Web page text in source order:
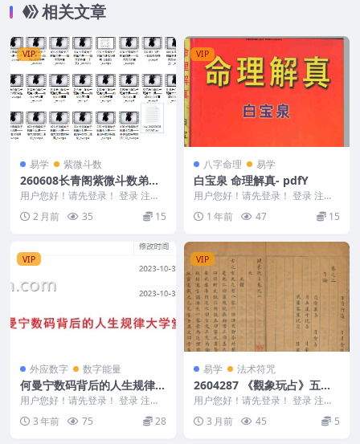
相关文章
VIP
易学 紫微斗数
260608长青阁紫微斗数弟子
班课程
用户您好！请先登录！ 登录 注册
长青阁紫微斗数弟子班课程1 2606
08长青阁...
2 月前 35 15
VIP
八字命理 易学
白宝泉 命理解真- pdfY
用户您好！请先登录！ 登录 注册
白宝泉 命理解真- pdfY 250669
1 年前 47 15
VIP
外应数字 数字能量
何曼宁数码背后的人生规律大
学堂第一期
用户您好！请先登录！ 登录 注册
何曼宁数码背后的人生规律大学堂
第一期 14 2...
3 年前 75 28
VIP
易学 法术符咒
2604287 《觀象玩占》五十
卷【唐】李淳風撰 許明元寫
明抄本
用户您好！请先登录！ 登录 注册
《觀象玩占》五十卷【唐】李淳風
撰 許明元寫 明...
3 月前 45 5